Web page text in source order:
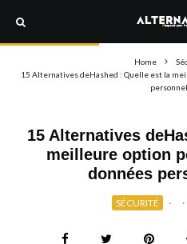
Home
15 Alternatives deHashed : Quelle est la
15 Alternatives
meilleure option
données
SÉCURITÉ · ·